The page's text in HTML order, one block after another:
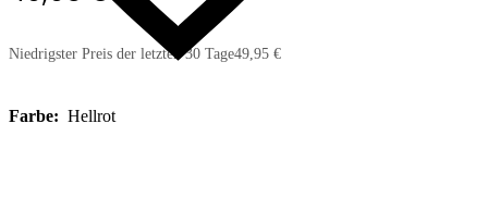
Niedrigster Preis der letzten 30 Tage49,95 €
Farbe: Hellrot